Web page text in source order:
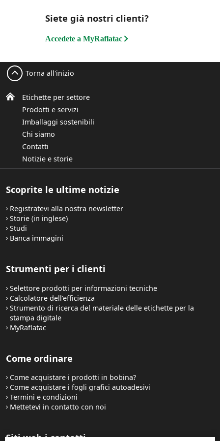
Adattabilità a vari ambienti esterni
Etichette a prova di manomissione per maggiore
Etichette per informazioni variabili idonee per
stampa laser, a trasferimento termico e getto
Siete già nostri clienti?
Accedete a MyRaflatac
Etichette per settore
Prodotti e servizi
Imballaggi sostenibili
Chi siamo
Contatti
Notizie e storie
Torna all'inizio
Scoprite le ultime notizie
Registratevi alla nostra newsletter
Storie (in inglese)
Studi
Banca immagini
Strumenti per i clienti
Selettore prodotti per informazioni tecniche
Calcolatore dell'efficienza
Strumento di ricerca del materiale delle etichette per la
stampa digitale
MyRaflatac
Come ordinare
Come acquistare i prodotti in bobina?
Come acquistare i fogli grafici autoadesivi
Termini e condizioni
Mettetevi in contatto con noi
Siti web i contatti